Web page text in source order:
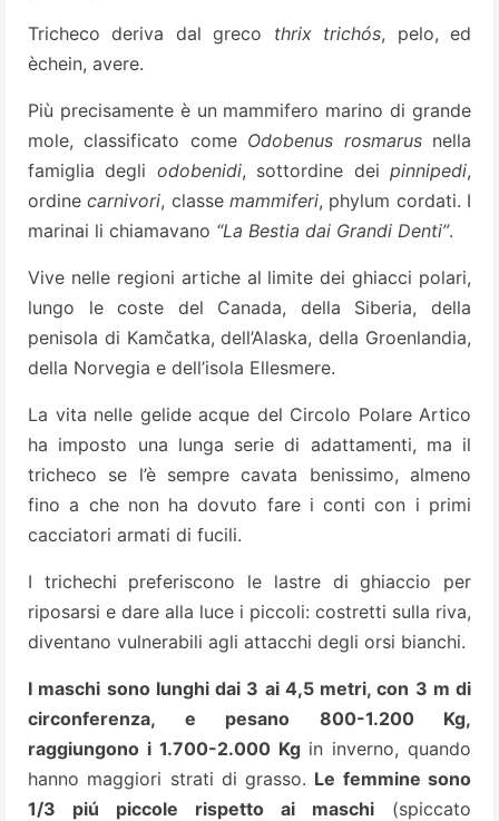
Tricheco deriva dal greco thrix trichós, pelo, ed
èchein, avere.
Più precisamente è un mammifero marino di grande
mole, classificato come Odobenus rosmarusnella
famiglia degli odobenidi, sottordine deipinnipedi,
ordinecarnivori, classemammiferi, phylum cordati. I
marinai li chiamavano “La Bestia dai Grandi Denti”.
Vive nelle regioni artiche al limite dei ghiacci polari,
lungo le coste del Canada, della Siberia, della
penisola di Kamčatka, dell’Alaska, della Groenlandia,
della Norvegia e dell’isola Ellesmere.
La vita nelle gelide acque del Circolo Polare Artico
ha imposto una lunga serie di adattamenti, ma il
tricheco se l’è sempre cavata benissimo, almeno
fino a che non ha dovuto fare i conti con i primi
cacciatori armati di fucili.
I trichechi preferiscono le lastre di ghiaccio per
riposarsi e dare alla luce i piccoli: costretti sulla riva,
diventano vulnerabili agli attacchi degli orsi bianchi.
I maschi sono lunghi dai 3 ai 4,5 metri, con 3 m di
circonferenza, e pesano 800-1.200 Kg,
raggiungono i 1.700-2.000 Kgin inverno, quando
hanno maggiori strati di grasso. Le femmine sono
1/3 piú piccole rispetto ai maschi (spiccato